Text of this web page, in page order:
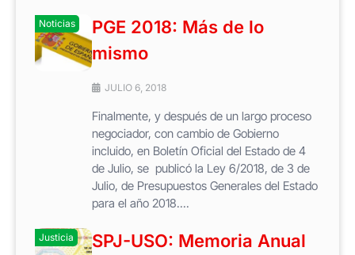
Noticias
PGE 2018: Más de lo
mismo
JULIO 6, 2018
Finalmente, y después de un largo proceso
negociador, con cambio de Gobierno
incluido, en Boletín Oficial del Estado de 4
de Julio, se publicó la Ley 6/2018, de 3 de
Julio, de Presupuestos Generales del Estado
para el año 2018....
Justicia
SPJ-USO: Memoria Anual